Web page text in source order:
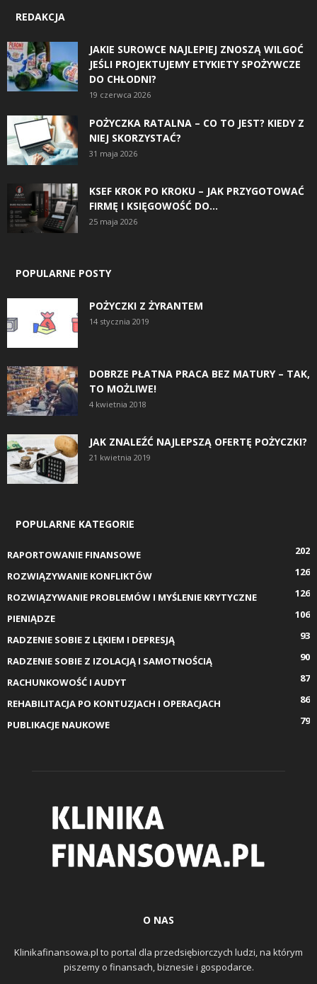
REDAKCJA
JAKIE SUROWCE NAJLEPIEJ ZNOSZĄ WILGOĆ
JEŚLI PROJEKTUJEMY ETYKIETY SPOŻYWCZE
DO CHŁODNI?
19 czerwca 2026
POŻYCZKA RATALNA – CO TO JEST? KIEDY Z
NIEJ SKORZYSTAĆ?
31 maja 2026
KSEF KROK PO KROKU – JAK PRZYGOTOWAĆ
FIRMĘ I KSIĘGOWOŚĆ DO...
25 maja 2026
POPULARNE POSTY
POŻYCZKI Z ŻYRANTEM
14 stycznia 2019
DOBRZE PŁATNA PRACA BEZ MATURY – TAK,
TO MOŻLIWE!
4 kwietnia 2018
JAK ZNALEŹĆ NAJLEPSZĄ OFERTĘ POŻYCZKI?
21 kwietnia 2019
POPULARNE KATEGORIE
RAPORTOWANIE FINANSOWE
202
ROZWIĄZYWANIE KONFLIKTÓW
126
ROZWIĄZYWANIE PROBLEMÓW I MYŚLENIE KRYTYCZNE
126
PIENIĄDZE
106
RADZENIE SOBIE Z LĘKIEM I DEPRESJĄ
93
RADZENIE SOBIE Z IZOLACJĄ I SAMOTNOŚCIĄ
90
RACHUNKOWOŚĆ I AUDYT
87
REHABILITACJA PO KONTUZJACH I OPERACJACH
86
PUBLIKACJE NAUKOWE
79
O NAS
Klinikafinansowa.pl to portal dla przedsiębiorczych ludzi, na którym
piszemy o finansach, biznesie i gospodarce.